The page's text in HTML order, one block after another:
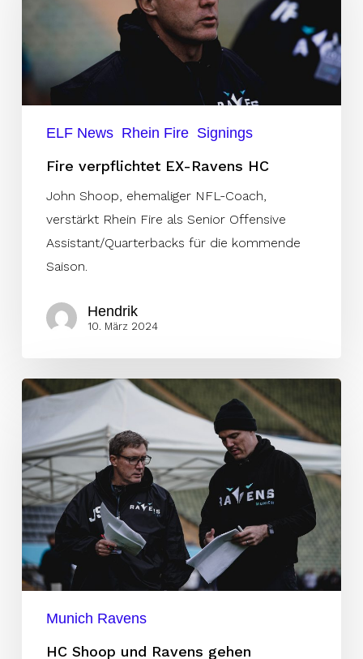
HC
ELF News Rhein Fire Signings
Fire verpflichtet EX-Ravens HC
John Shoop, ehemaliger NFL-Coach,
verstärkt Rhein Fire als Senior Offensive
Assistant/Quarterbacks für die kommende
Saison.
Hendrik
10. März 2024
HC
Ravens
gehen
getrennte
Wegen
Munich Ravens
HC Shoop und Ravens gehen